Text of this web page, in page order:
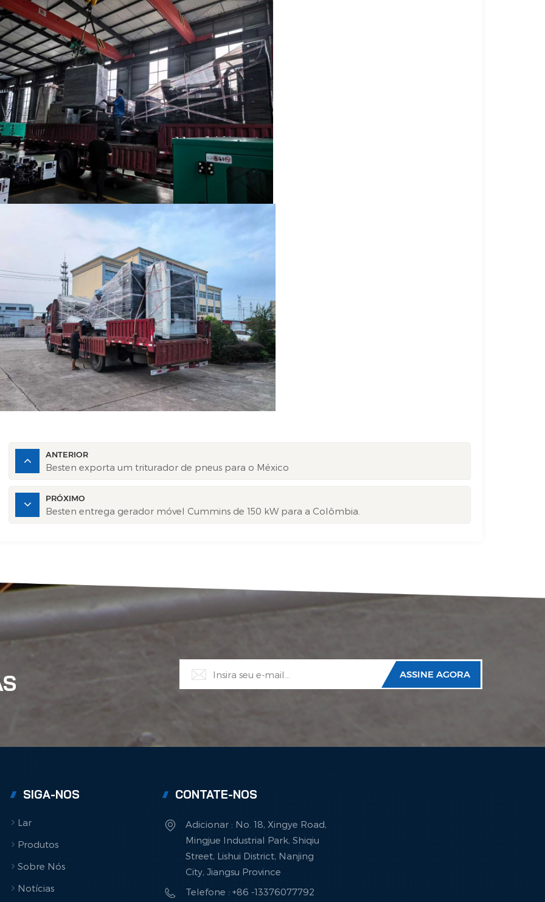
ANTERIOR
Besten exporta um triturador de pneus para o México
PRÓXIMO
Besten entrega gerador móvel Cummins de 150 kW para a Colômbia.
SIGA-NOS
Lar
Produtos
Sobre Nós
Notícias
CONTATE-NOS
Adicionar : No. 18, Xingye Road,
Mingjue Industrial Park, Shiqiu
Street, Lishui District, Nanjing
City, Jiangsu Province
Telefone : +86 -13376077792